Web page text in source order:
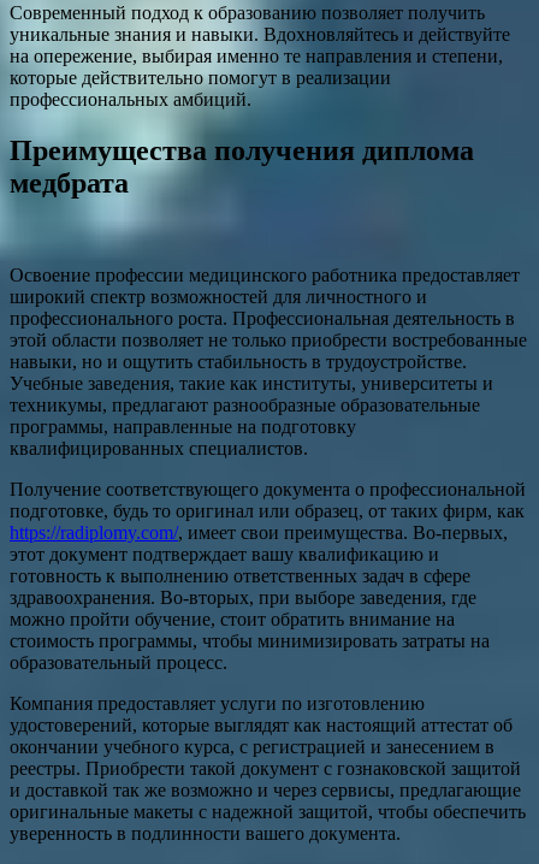
Современный подход к образованию позволяет получить
уникальные знания и навыки. Вдохновляйтесь и действуйте
на опережение, выбирая именно те направления и степени,
которые действительно помогут в реализации
профессиональных амбиций.
Преимущества получения диплома
медбрата
Освоение профессии медицинского работника предоставляет
широкий спектр возможностей для личностного и
профессионального роста. Профессиональная деятельность в
этой области позволяет не только приобрести востребованные
навыки, но и ощутить стабильность в трудоустройстве.
Учебные заведения, такие как институты, университеты и
техникумы, предлагают разнообразные образовательные
программы, направленные на подготовку
квалифицированных специалистов.
Получение соответствующего документа о профессиональной
подготовке, будь то оригинал или образец, от таких фирм, как
https://radiplomy.com/, имеет свои преимущества. Во-первых,
этот документ подтверждает вашу квалификацию и
готовность к выполнению ответственных задач в сфере
здравоохранения. Во-вторых, при выборе заведения, где
можно пройти обучение, стоит обратить внимание на
стоимость программы, чтобы минимизировать затраты на
образовательный процесс.
Компания предоставляет услуги по изготовлению
удостоверений, которые выглядят как настоящий аттестат об
окончании учебного курса, с регистрацией и занесением в
реестры. Приобрести такой документ с гознаковской защитой
и доставкой так же возможно и через сервисы, предлагающие
оригинальные макеты с надежной защитой, чтобы обеспечить
уверенность в подлинности вашего документа.